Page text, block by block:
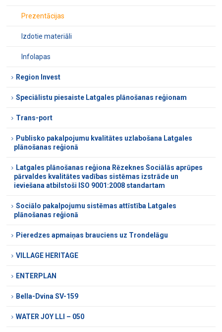
Prezentācijas
Izdotie materiāli
Infolapas
Region Invest
Speciālistu piesaiste Latgales plānošanas reģionam
Trans-port
Publisko pakalpojumu kvalitātes uzlabošana Latgales
plānošanas reģionā
Latgales plānošanas reģiona Rēzeknes Sociālās aprūpes
pārvaldes kvalitātes vadības sistēmas izstrāde un
ieviešana atbilstoši ISO 9001:2008 standartam
Sociālo pakalpojumu sistēmas attīstība Latgales
plānošanas reģionā
Pieredzes apmaiņas brauciens uz Trondelāgu
VILLAGE HERITAGE
ENTERPLAN
Bella-Dvina SV-159
WATER JOY LLI – 050